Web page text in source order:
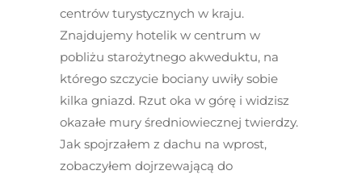
centrów turystycznych w kraju.
Znajdujemy hotelik w centrum w
pobliżu starożytnego akweduktu, na
którego szczycie bociany uwiły sobie
kilka gniazd. Rzut oka w górę i widzisz
okazałe mury średniowiecznej twierdzy.
Jak spojrzałem z dachu na wprost,
zobaczyłem dojrzewającą do